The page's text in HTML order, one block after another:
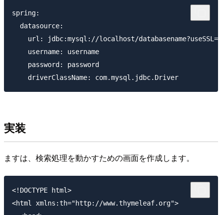
spring:
  datasource:
url: jdbc:mysql://localhost/
    username: username
    password: password
実装
ますは、検索処理を動かすための画面を作成します。
<!DOCTYPE html>
<html xmlns:th="http://www.thymeleaf.org">